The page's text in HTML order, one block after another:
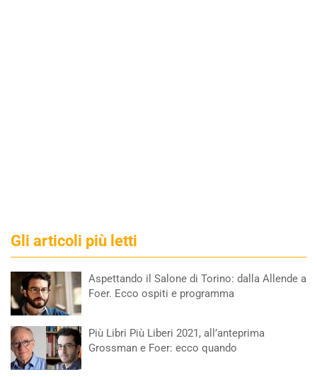
Gli articoli più letti
Aspettando il Salone di Torino: dalla Allende a
Foer. Ecco ospiti e programma
Più Libri Più Liberi 2021, all’anteprima
Grossman e Foer: ecco quando